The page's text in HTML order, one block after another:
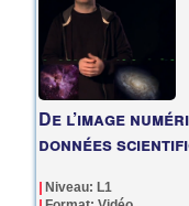
De l’image
données
Niveau: L1